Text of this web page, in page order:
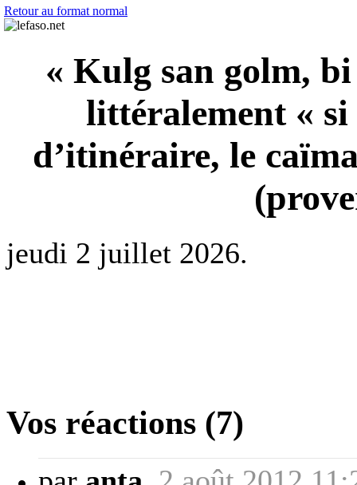
Retour au format normal
« Kulg san golm,
littéralement « si
d’itinéraire, le
jeudi 2 juillet 2026.
Vos réactions (7)